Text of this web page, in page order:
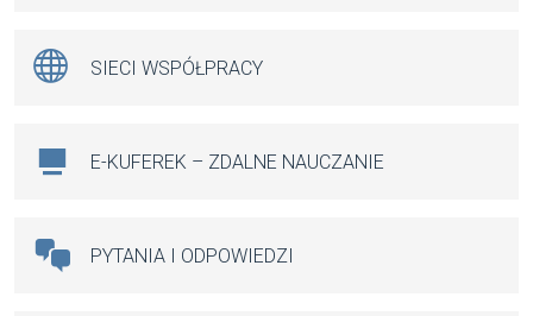
SIECI WSPÓŁPRACY
E-KUFEREK – ZDALNE NAUCZANIE
PYTANIA I ODPOWIEDZI